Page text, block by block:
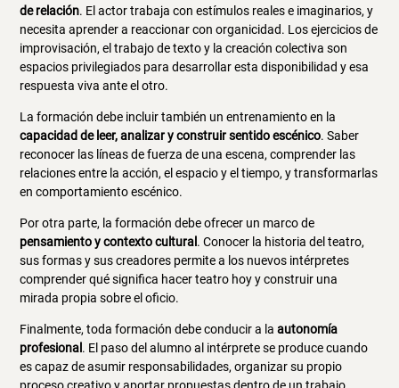
de relación. El actor trabaja con estímulos reales e imaginarios, y
necesita aprender a reaccionar con organicidad. Los ejercicios de
improvisación, el trabajo de texto y la creación colectiva son
espacios privilegiados para desarrollar esta disponibilidad y esa
respuesta viva ante el otro.
La formación debe incluir también un entrenamiento en la
capacidad de leer, analizar y construir sentido escénico. Saber
reconocer las líneas de fuerza de una escena, comprender las
relaciones entre la acción, el espacio y el tiempo, y transformarlas
en comportamiento escénico.
Por otra parte, la formación debe ofrecer un marco de
pensamiento y contexto cultural . Conocer la historia del teatro,
sus formas y sus creadores permite a los nuevos intérpretes
comprender qué significa hacer teatro hoy y construir una
mirada propia sobre el oficio.
Finalmente, toda formación debe conducir a laautonomía
profesional . El paso del alumno al intérprete se produce cuando
es capaz de asumir responsabilidades, organizar su propio
proceso creativo y aportar propuestas dentro de un trabajo